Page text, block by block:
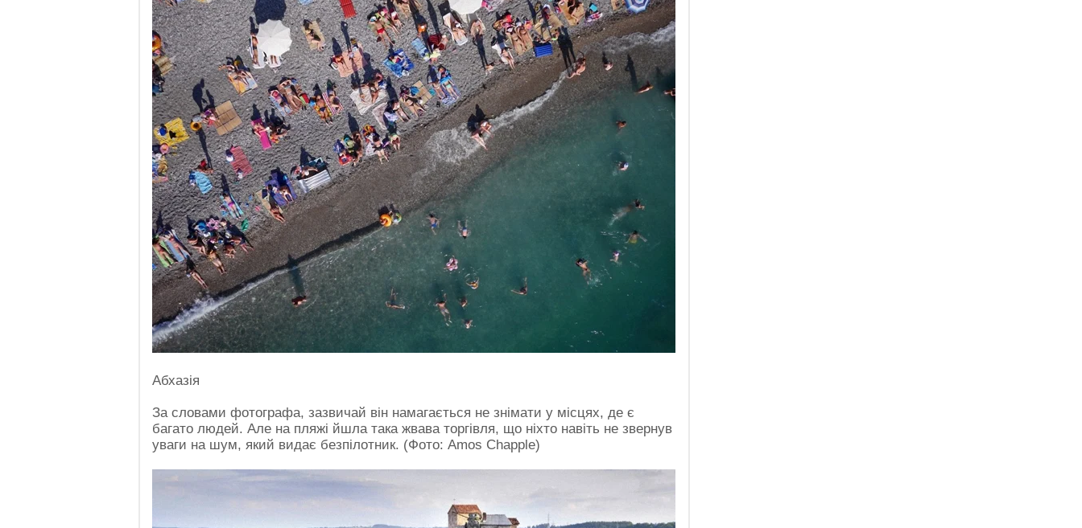
Абхазія
За словами фотографа, зазвичай він намагається не знімати у місцях, де є
багато людей. Але на пляжі йшла така жвава торгівля, що ніхто навіть не звернув
уваги на шум, який видає безпілотник. (Фото: Amos Chapple)